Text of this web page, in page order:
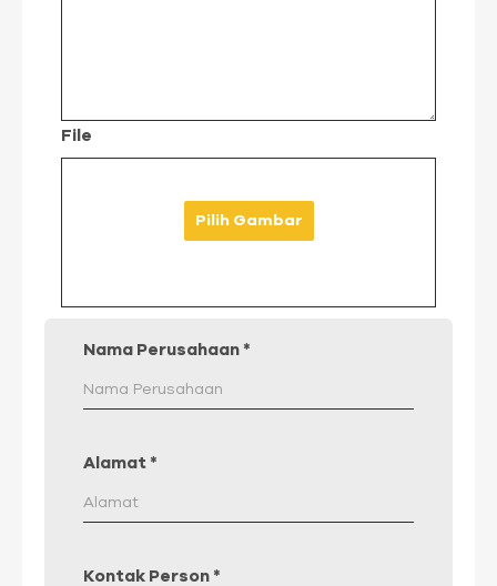
File
Pilih Gambar
Nama Perusahaan *
Alamat *
Kontak Person *